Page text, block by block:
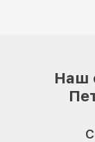
Наш